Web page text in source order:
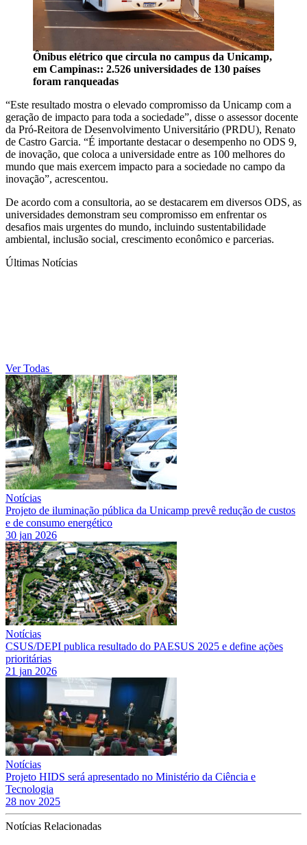
Ônibus elétrico que circula no campus da Unicamp,
em Campinas:: 2.526 universidades de 130 países
foram ranqueadas
“Este resultado mostra o elevado compromisso da Unicamp com a
geração de impacto para toda a sociedade”, disse o assessor docente
da Pró-Reitora de Desenvolvimento Universitário (PRDU), Renato
de Castro Garcia. “É importante destacar o desempenho no ODS 9,
de inovação, que coloca a universidade entre as 100 melhores do
mundo que mais exercem impacto para a sociedade no campo da
inovação”, acrescentou.
De acordo com a consultoria, ao se destacarem em diversos ODS, as
universidades demonstram seu compromisso em enfrentar os
desafios mais urgentes do mundo, incluindo sustentabilidade
ambiental, inclusão social, crescimento econômico e parcerias.
Últimas Notícias
Ver Todas
Notícias
Projeto de iluminação pública da Unicamp prevê redução de custos
e de consumo energético
30 jan 2026
Notícias
CSUS/DEPI publica resultado do PAESUS 2025 e define ações
prioritárias
21 jan 2026
Notícias
Projeto HIDS será apresentado no Ministério da Ciência e
Tecnologia
28 nov 2025
Notícias Relacionadas